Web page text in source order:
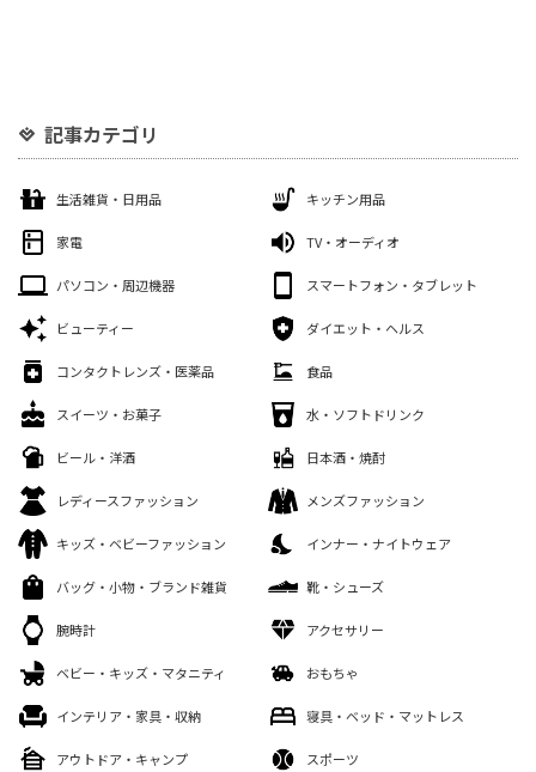
記事カテゴリ
生活雑貨・日用品 キッチン用品
家電 TV・オーディオ
パソコン・周辺機器 スマートフォン・タブレット
ビューティー ダイエット・ヘルス
コンタクトレンズ・医薬品 食品
スイーツ・お菓子 水・ソフトドリンク
ビール・洋酒 日本酒・焼酎
レディースファッション メンズファッション
キッズ・ベビーファッション インナー・ナイトウェア
バッグ・小物・ブランド雑貨 靴・シューズ
腕時計 アクセサリー
ベビー・キッズ・マタニティ おもちゃ
インテリア・家具・収納 寝具・ベッド・マットレス
アウトドア・キャンプ スポーツ